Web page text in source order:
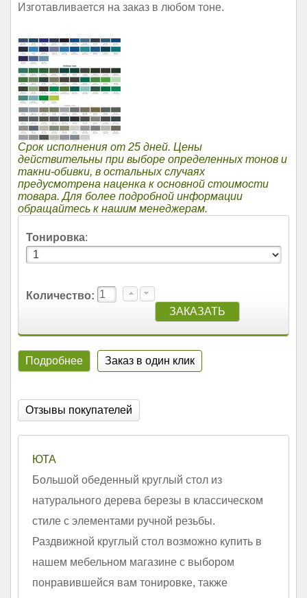
Изготавливается на заказ в любом тоне.
Срок исполнения от 25 дней. Цены
действительны при выборе определенных тонов и
такни-обивки, в остальных случаях
предусмотрена наценка к основной стоимости
товара. Для более подробной информации
обращайтесь к нашим менеджерам.
Тонировка:
Количество:
Подробнее Заказ в один клик
Отзывы покупателей
ЮТА
Большой обеденный круглый стол из
натурального дерева березы в классическом
стиле с элементами ручной резьбы.
Раздвижной круглый стол возможно купить в
нашем мебельном магазине с выбором
понравившейся вам тонировке, также